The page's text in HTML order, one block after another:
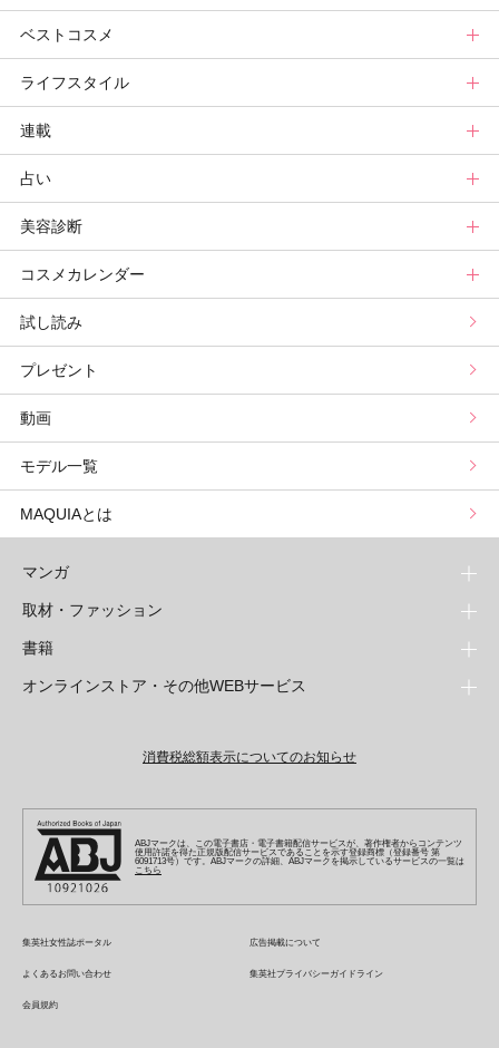
ビューティ速報
ヘアまとめ
ヘア診断
ボディケアまとめ
ボディケア診断
美活グランプリ
ヘルスケア・ダイエット
マキアビューティーズトップ
TOPビューティーズ一覧
ビューティーズ一覧
記事ランキング
メンバーランキング
ベストコスメ
ベストコスメトップ
ベストコスメ
読者ベスコス
プチプラコスメグランプリ
ブライトニング・UVグランプリ
プリュスベスコス
ライフスタイル
ライフスタイルトップ
ニュース
ライフスタイルまとめ
ライフスタイル診断
連載
連載トップ
マキアエディターズのオッス！推しコス
小林ひろ美のキレイはかけ算
小田ユイコのマニアックビューティREPORT
野毛まゆりの実況野毛Channel
星谷菜々の美に効くスイーツ
山本舞香のBeauty Script
占い
占いトップ
Keikoの月星座占い
三島キアリーの12星座別 恋愛運&美容運
動物キャラナビ占い
ムーン・リーの運を呼び寄せる香り
美容診断
美容診断トップ
パーソナルカラー診断
顔タイプ髪型診断
コスメカレンダー
コスメカレンダートップ
検索
試し読み
プレゼント
動画
モデル一覧
MAQUIAとは
マンガ
少年マンガ
週刊少年ジャンプ
少年ジャンプ+
ZEBRACK
ジャンプルーキー！
S-MANGA
集英社コミック文庫
青年マンガ
少年ジャンプ+
集英社コミック文庫
週刊ヤングジャンプ
ヤングジャンプ定期購読デジタル
となりのヤングジャンプ
グランドジャンプ
ウルトラジャンプ
少女マンガ
集英社コミック文庫
りぼん
マーガレット
別冊マーガレット
ジャンプTOON
S-MANGA
集英社コミック文庫
マンガMee公式サイト
リマコミ
マンガMeets
Cookie
取材・ファッション
ファッション・美容
Seventeen
LEE
eclat
T JAPAN
MEN'S NON-NO
UOMO
集英社オンライン
芸能・情報・スポーツ
Sportiva
パラスポ
書籍
文芸・文庫・総合
web 集英社文庫
青春と読書
アジア人物史
1日5分で、明日は変わる よみタイ yomitai
集英社ビジネス書
集英社新書
集英社新書プラス - 知の水先案内人
kotoba
e!集英社
情報・知識＆オピニオン imidas
ライトノベル・ノベライズ
JUMP j-BOOKS
ダッシュエックス文庫公式サイト
集英社Webマガジン コバルト
集英社みらい文庫
集英社の児童図書 S-KIDS.LAND
オンラインストア・その他WEBサービス
ジャンプキャラクターズストア
HAPPY PLUS STORE
SHUEISHA VOX
LEEマルシェ
SHOP Marisol
eclat premium
その他WEBサービス
集英社エディターズ・ラボ
消費税総額表示についてのお知らせ
ABJマークは、この電子書店・電子書籍配信サービスが、著作権者からコンテンツ
使用許諾を得た正規版配信サービスであることを示す登録商標（登録番号 第
6091713号）です。ABJマークの詳細、ABJマークを掲示しているサービスの一覧は
こちら
集英社女性誌ポータル 広告掲載について
よくあるお問い合わせ 集英社プライバシーガイドライン
会員規約